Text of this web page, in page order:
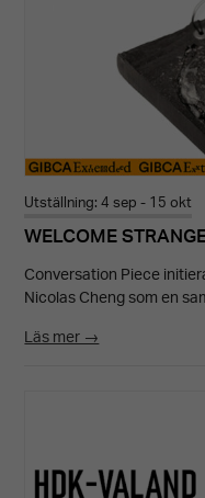
Utställning: 4 sep - 15 okt
WELCOME
Conversation Piece
Nicolas Cheng som en
Läs mer →